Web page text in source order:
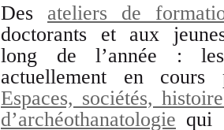
Des ateliers de
doctorants et aux
long de l’année :
actuellement en
Espaces, sociétés,
d’archéothanatologie qui